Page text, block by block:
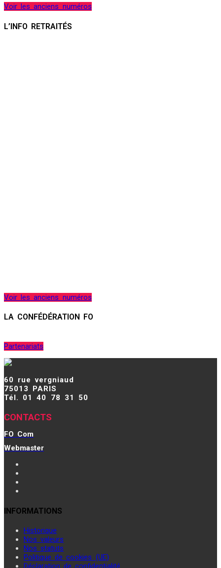
Voir les anciens numéros
L’INFO RETRAITÉS
Voir les anciens numéros
LA CONFÉDÉRATION FO
Partenariats
60 rue vergniaud
75013 PARIS
Tél. 01 40 78 31 50
CONTACTS
FO Com
Webmaster
INFORMATIONS
Historique
Nos valeurs
Nos statuts
Politique de cookies (UE)
Déclaration de confidentialité